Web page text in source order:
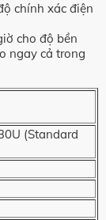
chính xác điện
cho độ bền
ngay cả trong
(Standard